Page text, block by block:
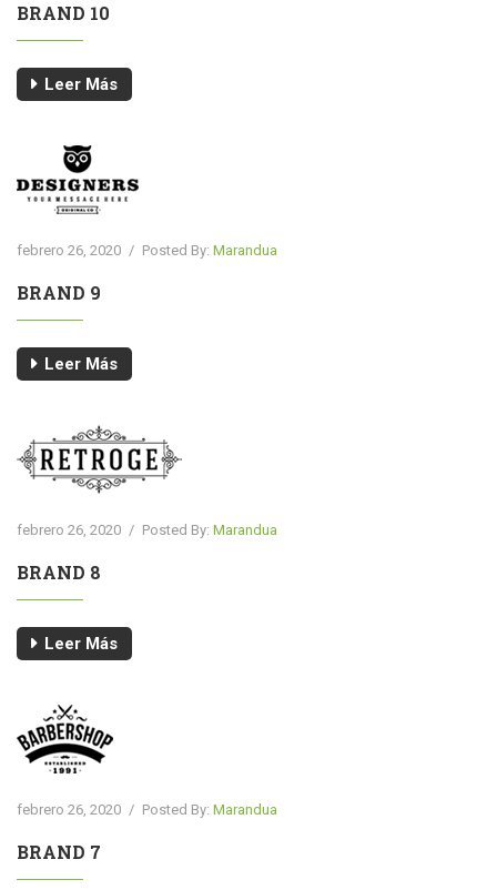
BRAND 10
Leer Más
febrero 26, 2020 / Posted By: Marandua
BRAND 9
Leer Más
febrero 26, 2020 / Posted By: Marandua
BRAND 8
Leer Más
febrero 26, 2020 / Posted By: Marandua
BRAND 7